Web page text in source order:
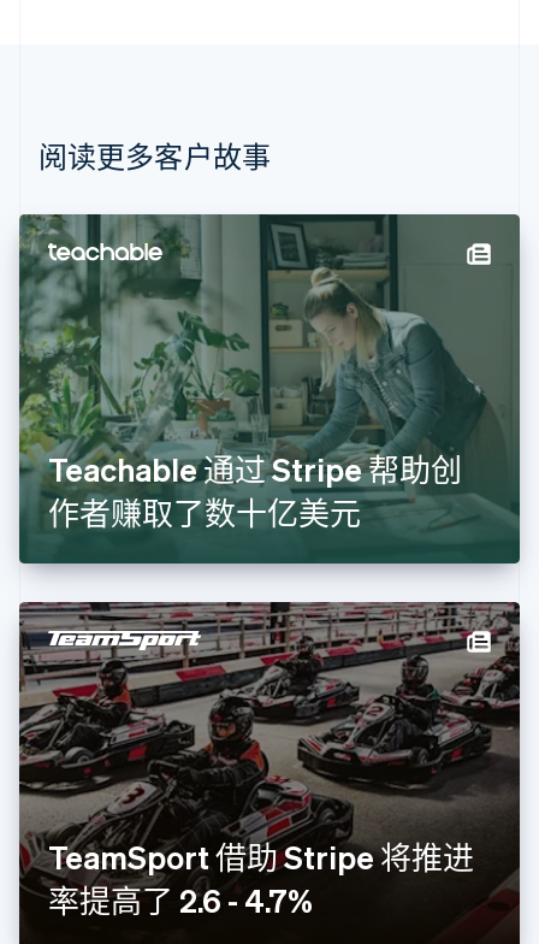
阅读更多客户故事
Teachable 通过 Stripe 帮助创
作者赚取了数十亿美元
TeamSport 借助 Stripe 将推进
率提高了 2.6 - 4.7%
Nederlands Français Deutsch
波兰
丹麦
English
德国
Deutsch
法国
Français English
芬兰
English Svenska
荷兰
NederlandsEnglish
加拿大
English Français
捷克
克罗地亚
拉脱维亚
English
立陶宛
English
列支敦士登
DeutschEnglish
卢森堡
FrançaisDeutschEnglish
罗马尼亚
English
马尔他
English
马来西亚